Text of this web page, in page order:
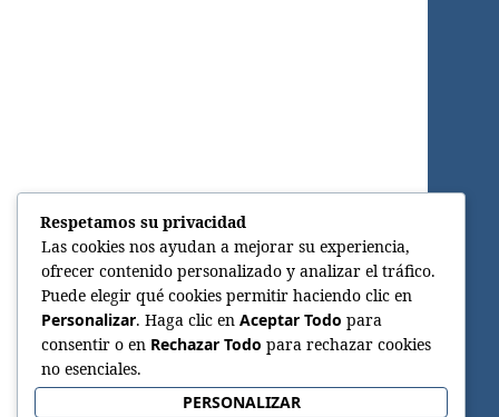
Respetamos su privacidad
Las cookies nos ayudan a mejorar su experiencia,
ofrecer contenido personalizado y analizar el tráfico.
Puede elegir qué cookies permitir haciendo clic en
Personalizar. Haga clic en Aceptar Todo para
consentir o en Rechazar Todo para rechazar cookies
no esenciales.
PERSONALIZAR